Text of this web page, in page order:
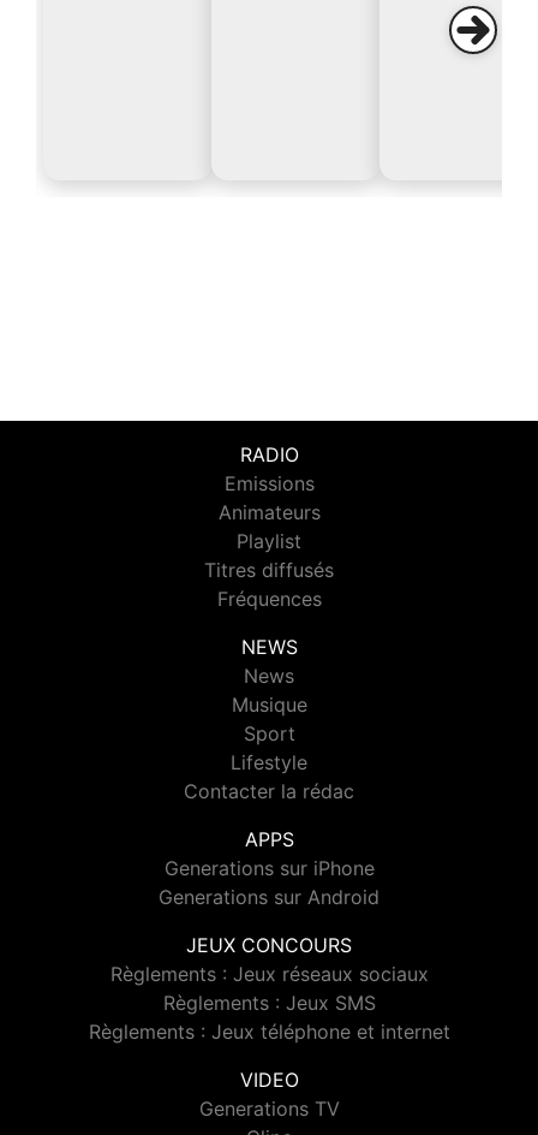
RADIO
Emissions
Animateurs
Playlist
Titres diffusés
Fréquences
NEWS
News
Musique
Sport
Lifestyle
Contacter la rédac
APPS
Generations sur iPhone
Generations sur Android
JEUX CONCOURS
Règlements : Jeux réseaux sociaux
Règlements : Jeux SMS
Règlements : Jeux téléphone et internet
VIDEO
Generations TV